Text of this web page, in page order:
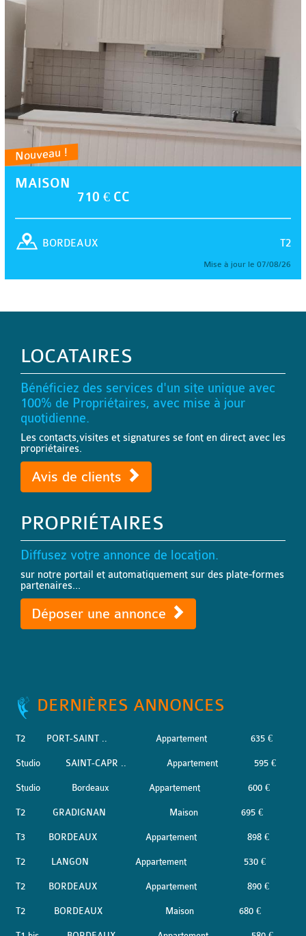
Nouveau !
MAISON
710 € CC
T2
BORDEAUX
Mise à jour le 07/08/26
LOCATAIRES
Bénéficiez des services d'un site unique avec
100% de Propriétaires, avec mise à jour
quotidienne.
Les contacts,visites et signatures se font en direct avec les
propriétaires.
Avis de clients
PROPRIÉTAIRES
Diffusez votre annonce de location.
sur notre portail et automatiquement sur des plate-formes
partenaires...
Déposer une annonce
DERNIÈRES ANNONCES
T2 PORT-SAINT .. Appartement 635 €
Studio SAINT-CAPR .. Appartement 595 €
Studio Bordeaux Appartement 600 €
T2 GRADIGNAN Maison 695 €
T3 BORDEAUX Appartement 898 €
T2 LANGON Appartement 530 €
T2 BORDEAUX Appartement 890 €
T2 BORDEAUX Maison 680 €